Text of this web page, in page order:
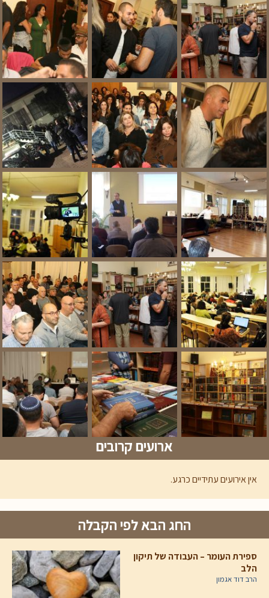
ארועים קרובים
אין אירועים עתידיים כרגע.
החג הבא לפי הקבלה
ספירת העומר – העבודה של תיקון
הלב
הרב דוד אגמון